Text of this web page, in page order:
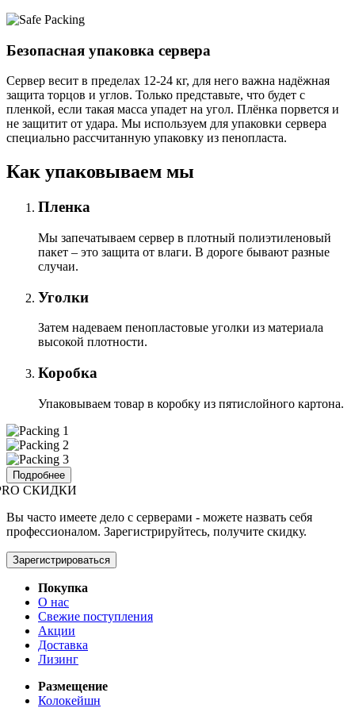
Безопасная упаковка сервера
Сервер весит в пределах 12-24 кг, для него важна надёжная
защита торцов и углов. Только представьте, что будет с
пленкой, если такая масса упадет на угол. Плёнка порвется и
не защитит от удара. Мы используем для упаковки сервера
специально расcчитанную упаковку из пенопласта.
Как упаковываем мы
Пленка
Мы запечатываем сервер в плотный полиэтиленовый
пакет – это защита от влаги. В дороге бывают разные
случаи.
Уголки
Затем надеваем пенопластовые уголки из материала
высокой плотности.
Коробка
Упаковываем товар в коробку из пятислойного картона.
Подробнее
СКИДКИ
Вы часто имеете дело с серверами - можете назвать себя
профессионалом. Зарегистрируйтесь, получите скидку.
Зарегистрироваться
Покупка
О нас
Свежие поступления
Акции
Доставка
Лизинг
Размещение
Колокейшн